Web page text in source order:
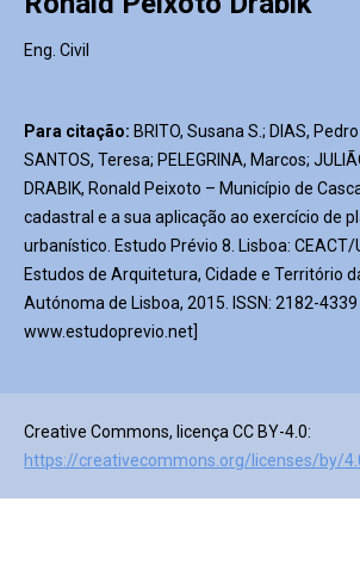
Eng. Civil
Para citação: BRITO, Susana S.; DIAS,
SANTOS, Teresa; PELEGRINA, Marcos;
DRABIK, Ronald Peixoto – Município de
cadastral e a sua aplicação ao exercício de
urbanístico. Estudo Prévio 8. Lisboa:
Estudos de Arquitetura, Cidade e Território
Autónoma de Lisboa, 2015. ISSN: 2182-
www.estudoprevio.net]
Creative Commons, licença CC BY-4.0:
https://creativecommons.org/licenses/by/